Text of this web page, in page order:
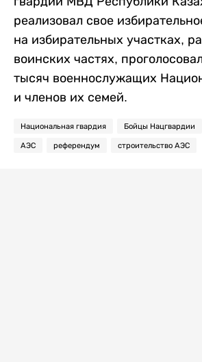
реализовал свое
на избирательных участках,
воинских частях,
тысяч военнослужащих
и членов их семей.
Национальная гвардия Бойцы Нацгвардии
АЭС референдум строительство АЭС